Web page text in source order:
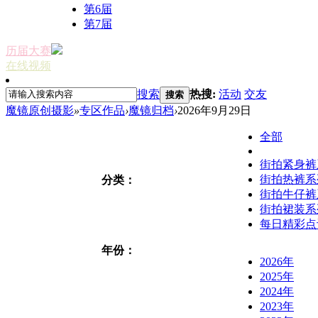
第6届
第7届
历届大赛
在线视频
搜索 搜索 热搜: 活动 交友
魔镜原创摄影»专区作品›魔镜归档›2026年9月29日
分类：
全部
街拍紧身裤
街拍热裤系
街拍牛仔裤
街拍裙装系
每日精彩
年份：
2026年
2025年
2024年
2023年